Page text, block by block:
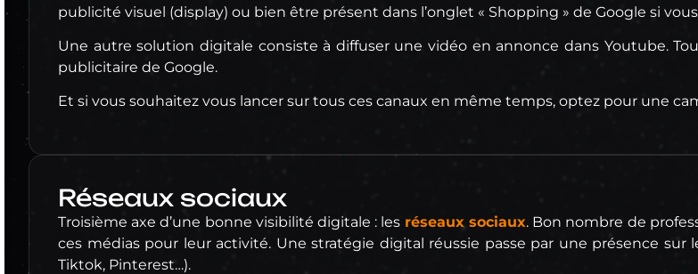
publicité visuel (display) ou bien être présent dans l’onglet « Shopping » de Google si
Une autre solution digitale consiste à diffuser une vidéo en annonce dans Youtube.
publicitaire de Google.
Et si vous souhaitez vous lancer sur tous ces canaux en même temps, optez pour une
Réseaux sociaux
Troisième axe d’une bonne visibilité digitale : les réseaux sociaux. Bon nombre de
ces médias pour leur activité. Une stratégie digital réussie passe par une présence sur
Tiktok, Pinterest…).